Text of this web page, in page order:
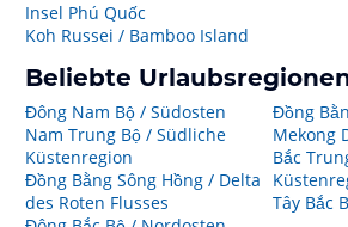
Insel Phú Quốc
Koh Russei / Bamboo Island
Beliebte
Đông Nam Bộ / Südosten
Nam Trung Bộ / Südliche
Küstenregion
Đồng Bằng Sông Hồng / Delta
des Roten Flusses
Đồng
Mekong
Bắc
Tây Bắc